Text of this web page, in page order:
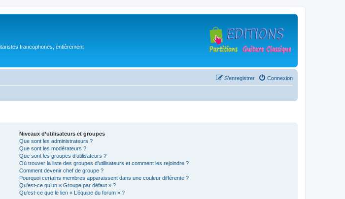
francophones, entièrement
Connexion
S’enregistrer
Niveaux d’utilisateurs et groupes
Que sont les administrateurs ?
Que sont les modérateurs ?
Que sont les groupes d’utilisateurs ?
Où trouver la liste des groupes d’utilisateurs et comment les rejoindre ?
Comment devenir chef de groupe ?
Pourquoi certains membres apparaissent dans une couleur différente ?
Qu’est-ce qu’un « Groupe par défaut » ?
Qu’est-ce que le lien « L’équipe du forum » ?